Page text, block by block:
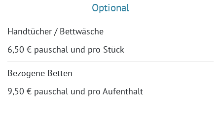
Optional
Handtücher / Bettwäsche
6,50 € pauschal und pro Stück
Bezogene Betten
9,50 € pauschal und pro Aufenthalt